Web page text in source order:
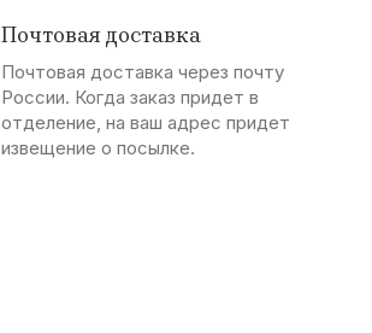
Почтовая доставка
Почтовая доставка через почту
России. Когда заказ придет в
отделение, на ваш адрес придет
извещение о посылке.